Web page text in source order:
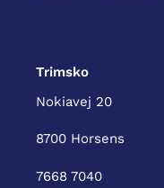
Trimsko
Nokiavej 20
8700 Horsens
7668 7040